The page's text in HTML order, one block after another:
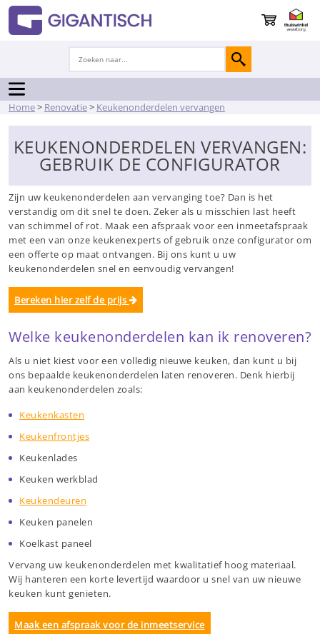
Home> Renovatie> Keukenonderdelen vervangen
KEUKENONDERDELEN VERVANGEN:
GEBRUIK DE CONFIGURATOR
Zijn uw keukenonderdelen aan vervanging toe? Dan is het
verstandig om dit snel te doen. Zeker als u misschien last heeft
van schimmel of rot. Maak een afspraak voor een inmeetafspraak
met een van onze keukenexperts of gebruik onze configurator om
een offerte op maat ontvangen. Bij ons kunt u uw
keukenonderdelen snel en eenvoudig vervangen!
Bereken hier zelf de prijs
Welke keukenonderdelen kan ik renoveren?
Als u niet kiest voor een volledig nieuwe keuken, dan kunt u bij
ons bepaalde keukenonderdelen laten renoveren. Denk hierbij
aan keukenonderdelen zoals:
Keukenkasten
Keukenfrontjes
Keukenlades
Keuken werkblad
Keukendeuren
Keuken panelen
Koelkast paneel
Vervang uw keukenonderdelen met kwalitatief hoog materiaal.
Wij hanteren een korte levertijd waardoor u snel van uw nieuwe
keuken kunt genieten.
Maak een afspraak voor de inmeetservice